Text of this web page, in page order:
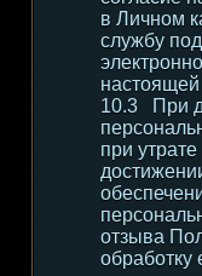
в Личном
службу
При
при
отзыва
обработку